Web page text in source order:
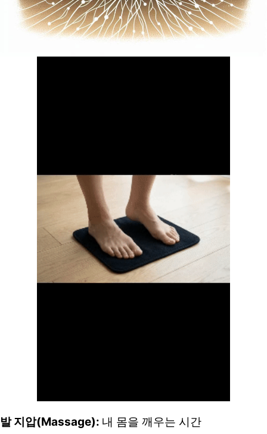
발 지압(Massage): 내 몸을 깨우는 시간